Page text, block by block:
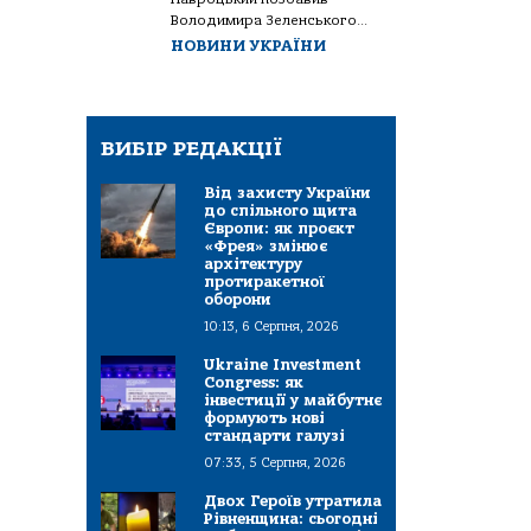
Володимира Зеленського...
НОВИНИ УКРАЇНИ
ВИБІР РЕДАКЦІЇ
Від захисту України
до спільного щита
Європи: як проєкт
«Фрея» змінює
архітектуру
протиракетної
оборони
10:13, 6 Серпня, 2026
Ukraine Investment
Congress: як
інвестиції у майбутнє
формують нові
стандарти галузі
07:33, 5 Серпня, 2026
Двох Героїв утратила
Рівненщина: сьогодні